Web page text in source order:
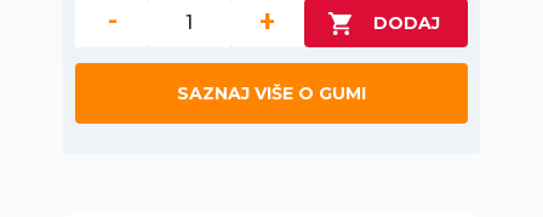
- +
SAZNAJ VIŠE O GUMI